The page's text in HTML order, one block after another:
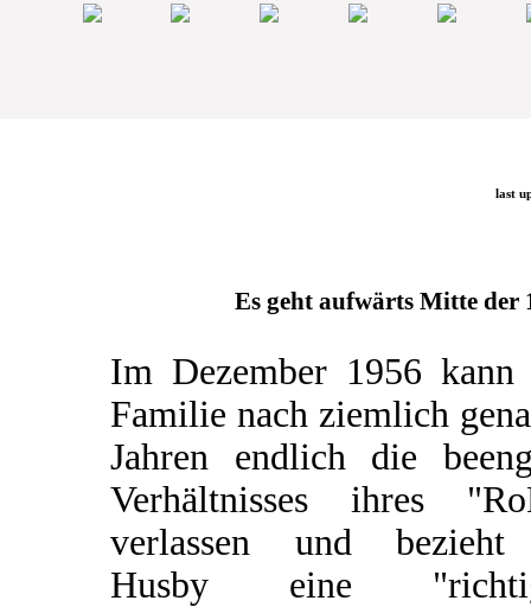
last
Es geht aufwärts Mitte der
Im Dezember 1956 kann
Familie nach ziemlich
Jahren endlich die
Verhältnisses ihres
verlassen und
Husby eine